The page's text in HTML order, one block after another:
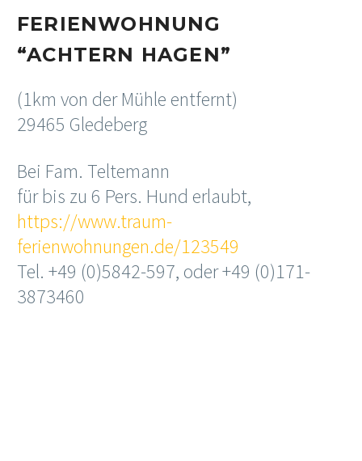
FERIENWOHNUNG
“ACHTERN HAGEN”
(1km von der Mühle entfernt)
29465 Gledeberg
Bei Fam. Teltemann
für bis zu 6 Pers. Hund erlaubt,
https://www.traum-
ferienwohnungen.de/123549
Tel. +49 (0)5842-597, oder +49 (0)171-
3873460